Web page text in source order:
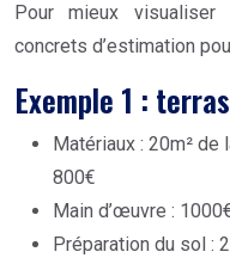
Pour mieux
concrets d’estimation
Exemple 1 :
Matériaux : 20m²
800€
Main d’œuvre :
Préparation du sol :